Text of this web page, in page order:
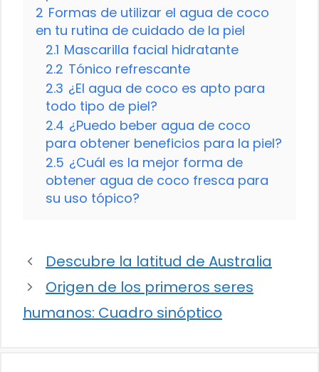
2 Formas de utilizar el agua de coco
en tu rutina de cuidado de la piel
2.1 Mascarilla facial hidratante
2.2 Tónico refrescante
2.3 ¿El agua de coco es apto para
todo tipo de piel?
2.4 ¿Puedo beber agua de coco
para obtener beneficios para la piel?
2.5 ¿Cuál es la mejor forma de
obtener agua de coco fresca para
su uso tópico?
Descubre la latitud de Australia
Origen de los primeros seres
humanos: Cuadro sinóptico